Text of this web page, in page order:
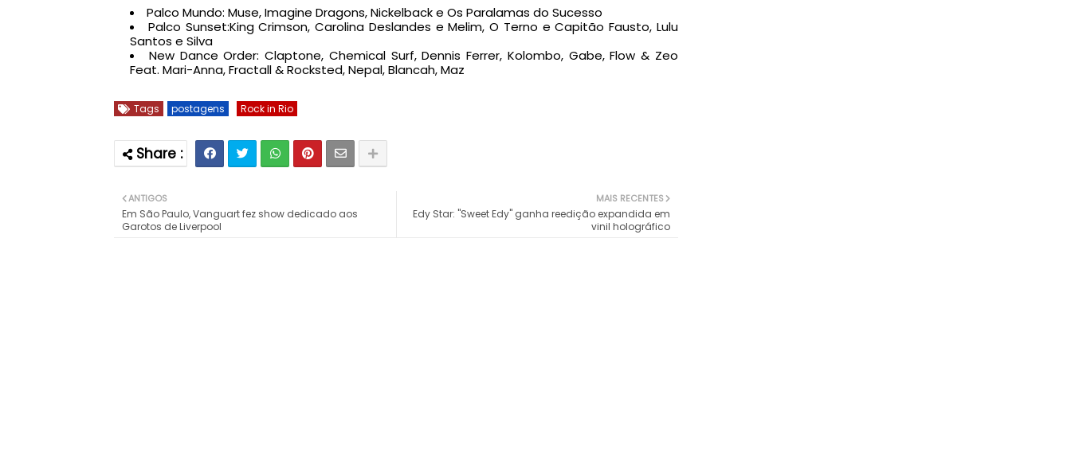
Palco Mundo: Muse, Imagine Dragons, Nickelback e Os Paralamas do Sucesso
Palco Sunset:King Crimson, Carolina Deslandes e Melim, O Terno e Capitão Fausto, Lulu
Santos e Silva
New Dance Order: Claptone, Chemical Surf, Dennis Ferrer, Kolombo, Gabe, Flow & Zeo
Feat. Mari-Anna, Fractall & Rocksted, Nepal, Blancah, Maz
Tags postagens Rock in Rio
MAIS RECENTES
Edy Star: "Sweet Edy" ganha reedição expandida em
vinil holográfico
ANTIGOS
Em São Paulo, Vanguart fez show dedicado aos
Garotos de Liverpool